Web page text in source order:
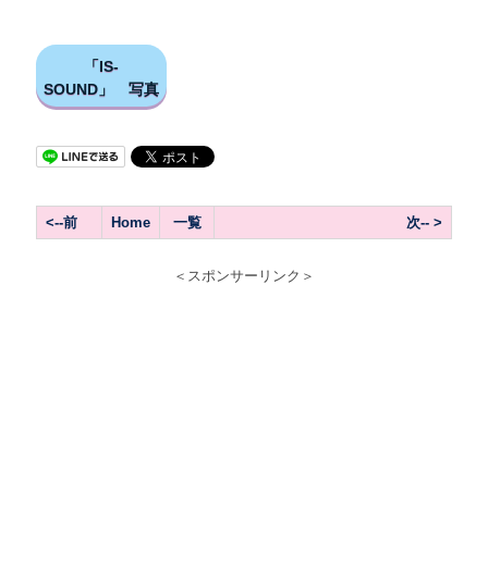
「IS-
SOUND」 写真
<--前 Home 一覧 次-- >
＜スポンサーリンク＞